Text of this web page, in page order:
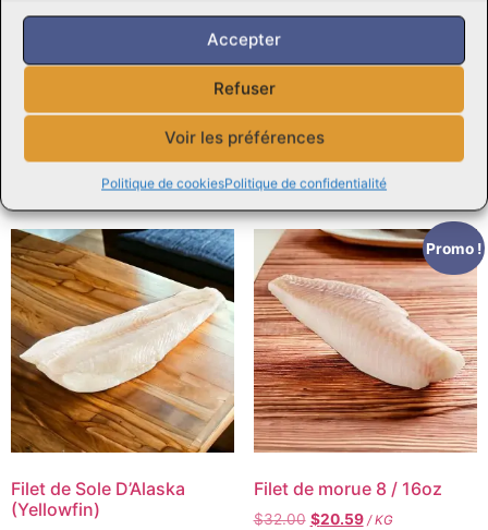
Accepter
Refuser
Voir les préférences
Politique de cookiesPolitique de confidentialité
vous servir et de vous aider à préparer un repas
délicieux et sain pour vous et votre famille.
recettes en ligne
Découvrez aussi nosBoîtes Écono
Produits similaires
Filet de Sole D’Alaska
(Yellowfin)
Promo !
Filet de morue 8 / 16oz
$32.00 $20.59/ KG